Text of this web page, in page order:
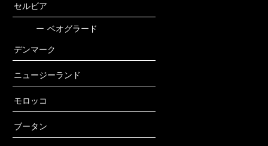
セルビア
ー ベオグラード
デンマーク
ニュージーランド
モロッコ
ブータン